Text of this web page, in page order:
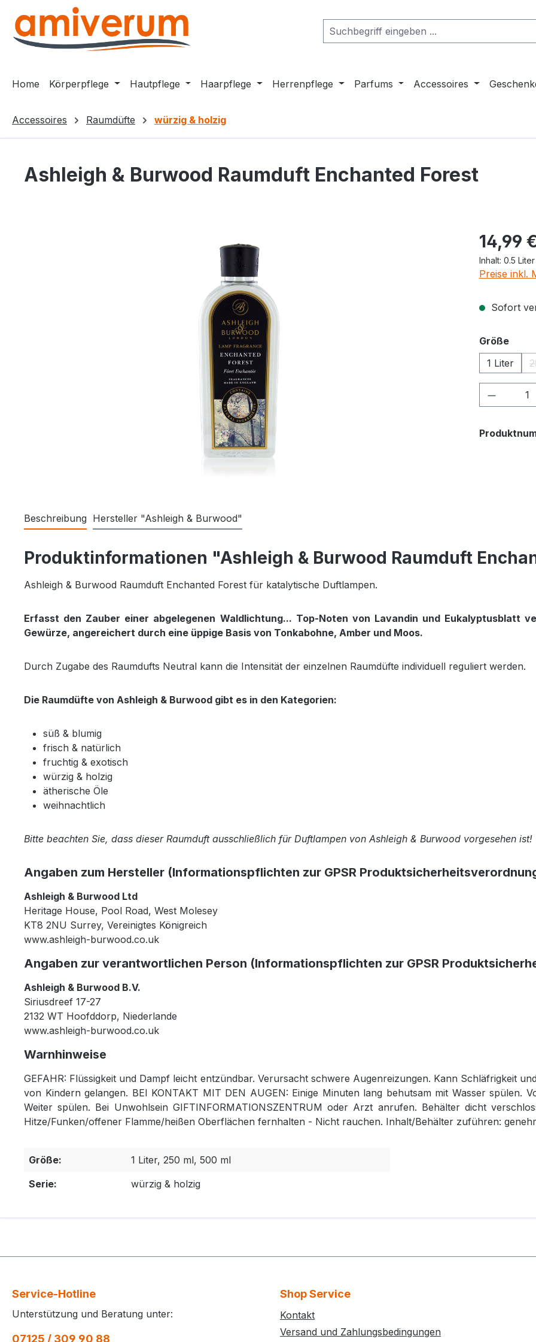
Hauptinhalt springen
Zur Suche springen
Zur Hauptnavigation springen
Home Körperpflege Hautpflege Haarpflege Herrenpflege Parfums Accessoires
Accessoires Raumdüfte würzig & holzig
Ashleigh & Burwood Raumduft Enchanted Forest
Regulärer
14,99 €
Inhalt: 0.5 Liter
Preise inkl.
Sofort
Größe
1 Liter
Beschreibung Hersteller "Ashleigh & Burwood"
Produktinformationen "Ashleigh & Burwood Raumduft
Ashleigh & Burwood Raumduft Enchanted Forest für katalytische Duftlampen.
Erfasst den Zauber einer abgelegenen Waldlichtung... Top-Noten von Lavandin und Eukalyptusblatt
Gewürze, angereichert durch eine üppige Basis von Tonkabohne, Amber und Moos.
Durch Zugabe des Raumdufts Neutral kann die Intensität der einzelnen Raumdüfte individuell reguliert werden.
Die Raumdüfte von Ashleigh & Burwood gibt es in den Kategorien:
süß & blumig
frisch & natürlich
fruchtig & exotisch
würzig & holzig
ätherische Öle
weihnachtlich
Bitte beachten Sie, dass dieser Raumduft ausschließlich für Duftlampen von Ashleigh & Burwood vorgesehen ist!
Angaben zum Hersteller (Informationspflichten zur GPSR
Ashleigh & Burwood Ltd
Heritage House, Pool Road, West Molesey
KT8 2NU Surrey, Vereinigtes Königreich
www.ashleigh-burwood.co.uk
Angaben zur verantwortlichen Person (Informationspflichten zur GPSR
Ashleigh & Burwood B.V.
Siriusdreef 17-27
2132 WT Hoofddorp, Niederlande
www.ashleigh-burwood.co.uk
Warnhinweise
GEFAHR: Flüssigkeit und Dampf leicht entzündbar. Verursacht schwere Augenreizungen. Kann Schläfrigkeit
von Kindern gelangen. BEI KONTAKT MIT DEN AUGEN: Einige Minuten lang behutsam mit Wasser spülen.
Weiter spülen. Bei Unwohlsein GIFTINFORMATIONSZENTRUM oder Arzt anrufen. Behälter dicht
Hitze/Funken/offener Flamme/heißen Oberflächen fernhalten - Nicht rauchen. Inhalt/Behälter zuführen:
Größe:
1 Liter, 250 ml, 500 ml
Serie:
würzig & holzig
Service-Hotline
Unterstützung und Beratung unter:
07125 / 309 90 88
Shop Service
Kontakt
Versand und Zahlungsbedingungen